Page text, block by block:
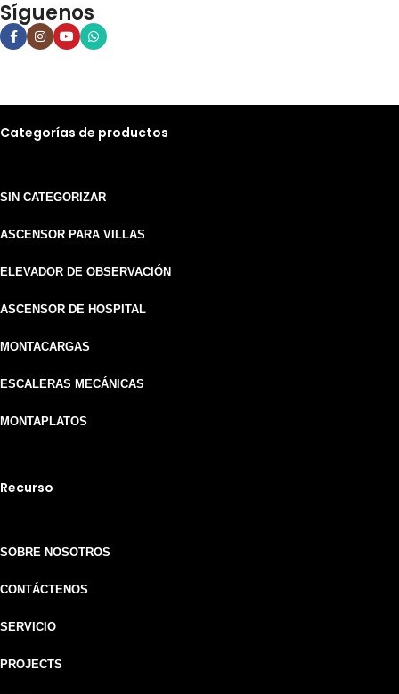
Síguenos
Categorías de productos
SIN CATEGORIZAR
ASCENSOR PARA VILLAS
ELEVADOR DE OBSERVACIÓN
ASCENSOR DE HOSPITAL
MONTACARGAS
ESCALERAS MECÁNICAS
MONTAPLATOS
Recurso
SOBRE NOSOTROS
CONTÁCTENOS
SERVICIO
PROJECTS